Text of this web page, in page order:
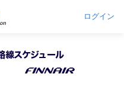
ログイン